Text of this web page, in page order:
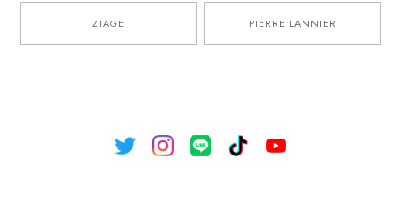
ZTAGE PIERRE LANNIER